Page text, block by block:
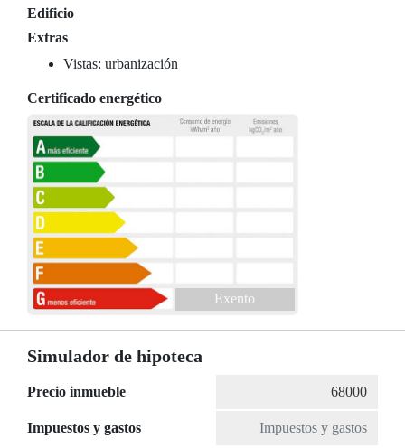
Edificio
Extras
Vistas: urbanización
Certificado energético
Exento
Simulador de hipoteca
Precio inmueble
Impuestos y gastos